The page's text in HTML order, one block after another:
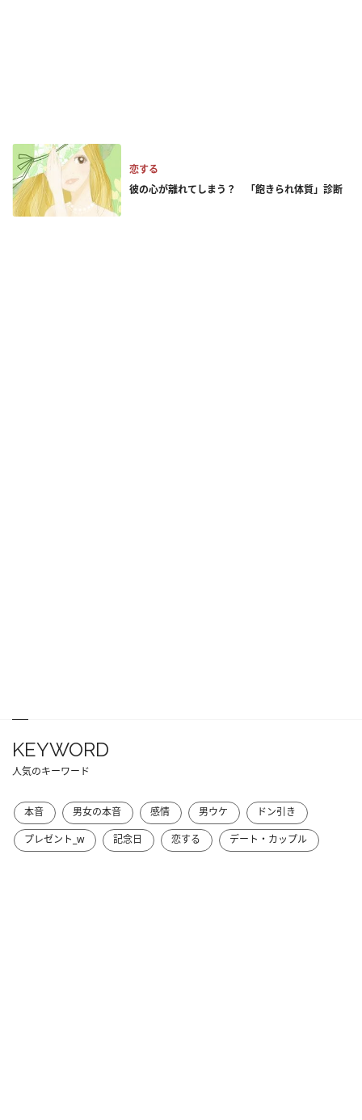
恋する
彼の心が離れてしまう？ 「飽きられ体質」診断
KEYWORD
人気のキーワード
本音 男女の本音 感情 男ウケ
ドン引き
プレゼント_w
記念日 恋する デート・カップル